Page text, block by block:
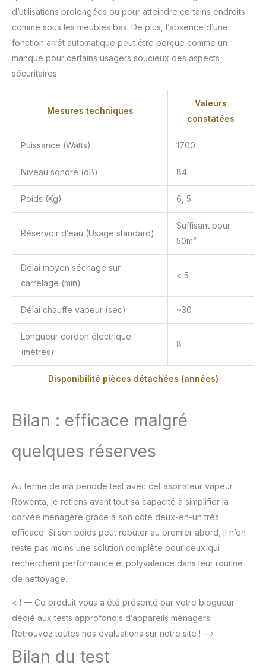
d’utilisations prolongées ou pour atteindre certains endroits
comme sous les meubles bas. De plus, l’absence d’une
fonction arrêt automatique peut être perçue comme un
manque pour certains usagers soucieux des aspects
sécuritaires.
Mesures techniques
Valeurs
constatées
Puissance (Watts) 1700
Niveau sonore (dB) 84
Poids (Kg) 6, 5
Réservoir d’eau (Usage standard)
Suffisant pour
50m²
Délai moyen séchage sur
carrelage (min)
< 5
Délai chauffe vapeur (sec) ~30
Longueur cordon électrique
(mètres)
8
Disponibilité pièces détachées (années)
Bilan : efficace malgré
quelques réserves
Au terme de ma période test avec cet aspirateur vapeur
Rowenta, je retiens avant tout sa capacité à simplifier la
corvée ménagère grâce à son côté deux-en-un très
efficace. Si son poids peut rebuter au premier abord, il n’en
reste pas moins une solution complète pour ceux qui
recherchent performance et polyvalence dans leur routine
de nettoyage.
< ! — Ce produit vous a été présenté par votre blogueur
dédié aux tests approfondis d’appareils ménagers.
Retrouvez toutes nos évaluations sur notre site ! –>
Bilan du test